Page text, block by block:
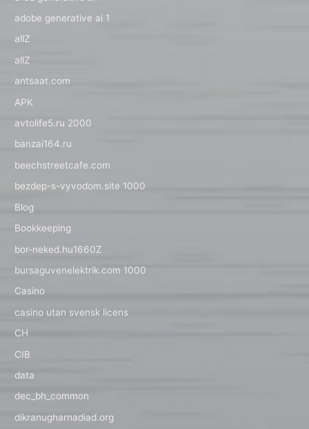
adobe generative ai 1
allZ
allZ
antsaat.com
APK
avtolife5.ru 2000
banzai164.ru
beechstreetcafe.com
bezdep-s-vyvodom.site 1000
Blog
Bookkeeping
bor-neked.hu1660Z
bursaguvenelektrik.com 1000
Casino
casino utan svensk licens
CH
CIB
data
dec_bh_common
dikranugharnadiad.org